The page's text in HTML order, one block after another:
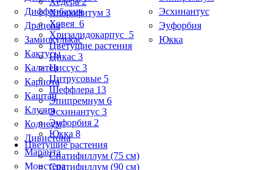
Диффенбахия
Драцена
Замиокулькас
Кактусы
Калатея
Кариота
Каштан
Клузия
Кодиеум
Ливистона
Маранта
Монстера
Эсхинантус
Эуфорбия
Юкка
Хлорофитум 3
Ховея 6
Хризалидокарпус 5
Цветущие растения
Цикас 3
Циссус 3
Цитрусовые 5
Шеффлера 13
Эпипремнум 6
Эсхинантус 3
Эуфорбия 2
Юкка 8
Цветущие растения
Спатифиллум (75 см)
Спатифиллум (90 cм)